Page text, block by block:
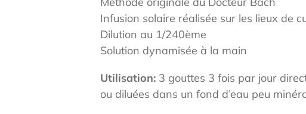
à
votre
panier
Infusion solaire réalisée sur les lieux de
Dilution au 1/240ème
Solution dynamisée à la main
Utilisation: 3 gouttes 3 fois par jour
ou diluées dans un fond d’eau peu